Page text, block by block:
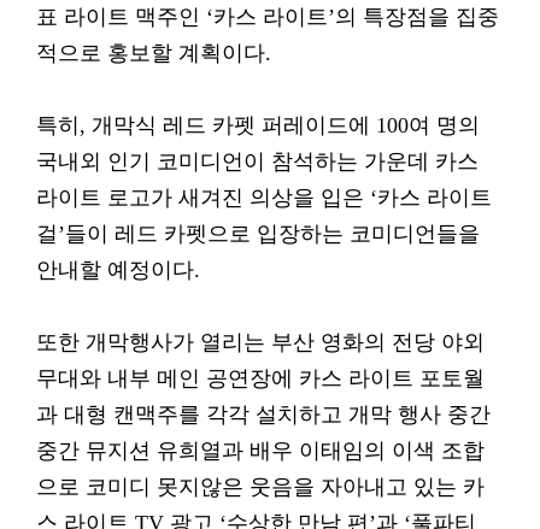
표 라이트 맥주인 ‘카스 라이트’의 특장점을 집중
적으로 홍보할 계획이다.
특히, 개막식 레드 카펫 퍼레이드에 100여 명의
국내외 인기 코미디언이 참석하는 가운데 카스
라이트 로고가 새겨진 의상을 입은 ‘카스 라이트
걸’들이 레드 카펫으로 입장하는 코미디언들을
안내할 예정이다.
또한 개막행사가 열리는 부산 영화의 전당 야외
무대와 내부 메인 공연장에 카스 라이트 포토월
과 대형 캔맥주를 각각 설치하고 개막 행사 중간
중간 뮤지션 유희열과 배우 이태임의 이색 조합
으로 코미디 못지않은 웃음을 자아내고 있는 카
스 라이트 TV 광고 ‘수상한 만남 편’과 ‘풀파티